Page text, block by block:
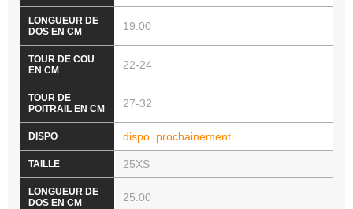
19.00
22-24
27-32
dispo. prochainement
25XS
25.00